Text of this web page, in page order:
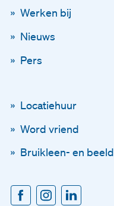
Werken bij
Nieuws
Pers
Locatiehuur
Word vriend
Bruikleen- en
Via onze